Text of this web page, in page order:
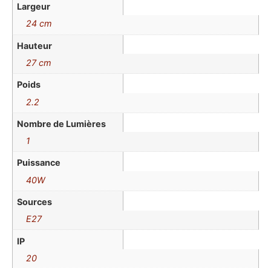
Largeur
24 cm
Hauteur
27 cm
Poids
2.2
Nombre de Lumières
1
Puissance
40W
Sources
E27
IP
20